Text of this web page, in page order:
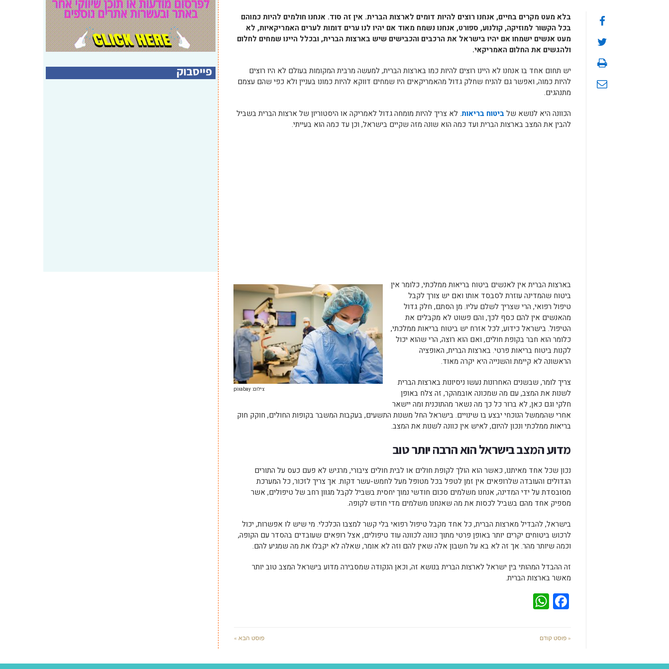
בלא מעט מקרים בחיים, אנחנו רוצים להיות דומים לארצות הברית. אין זה סוד. אנחנו חולמים להיות כמוהם
בכל הקשור למוזיקה, קולנוע, ספורט, אנחנו נשמח מאוד אם יהיו לנו ערים דומות לערים האמריקאיות, לא
מעט אנשים ישמחו אם יהיו בישראל את הרכבים והכבישים שיש בארצות הברית, ובכלל היינו שמחים לחלום
ולהגשים את החלום האמריקאי.
יש תחום אחד בו אנחנו לא היינו רוצים להיות כמו בארצות הברית, למעשה מרבית המקומות בעולם לא היו רוצים
להיות כמוה, ואפשר גם להניח שחלק גדול מהאמריקאים היו שמחים דווקא להיות כמונו בעניין ולא כפי שהם עצמם
מתנהגים.
הכוונה היא לנושא שלביטוח בריאות. לא צריך להיות מומחה גדול לאמריקה או היסטוריון של ארצות הברית בשביל
להבין את המצב בארצות הברית ועד כמה הוא שונה מזה שקיים בישראל, וכן עד כמה הוא בעייתי.
צילום: pixabay
בארצות הברית אין לאנשים ביטוח בריאות ממלכתי, כלומר אין
ביטוח שהמדינה עוזרת לסבסד אותו ואם יש צורך לקבל
טיפול רפואי, הרי שצריך לשלם עליו. מן הסתם, חלק גדול
מהאנשים אין להם כסף לכך, והם פשוט לא מקבלים את
הטיפול. בישראל כידוע, לכל אזרח יש ביטוח בריאות ממלכתי,
כלומר הוא חבר בקופת חולים, ואם הוא רוצה, הרי שהוא יכול
לקנות ביטוח בריאות פרטי. בארצות הברית, האופציה
הראשונה לא קיימת והשנייה היא יקרה מאוד.
צריך לומר, שבשנים האחרונות נעשו ניסיונות בארצות הברית
לשנות את המצב, עם מה שמכונה אובמהקר, זה צלח באופן
חלקי וגם כאן, לא ברור כל כך מה נשאר מהתוכנית ומה יישאר
אחרי שהממשל הנוכחי יבצע בו שינויים. בישראל החל משנות התשעים, בעקבות המשבר בקופות החולים, חוקק חוק
בריאות ממלכתי ונכון להיום, לאיש אין כוונה לשנות את המצב.
מדוע המצב בישראל הוא הרבה יותר טוב
נכון שכל אחד מאיתנו, כאשר הוא הולך לקופת חולים או לבית חולים ציבורי, מרגיש לא פעם כעס על התורים
הגדולים והעובדה שלרופאים אין זמן לטפל בכל מטופל מעל לחמש-עשר דקות. אך צריך לזכור, כל המערכת
מסובסדת על ידי המדינה, אנחנו משלמים סכום חודשי נמוך יחסית בשביל לקבל מגוון רחב של טיפולים, אשר
מספיק אחד מהם בשביל לכסות את מה שאנחנו משלמים מדי חודש לקופה.
בישראל, להבדיל מארצות הברית, כל אחד מקבל טיפול רפואי בלי קשר למצבו הכלכלי. מי שיש לו אפשרות, יכול
לרכוש ביטוחים יקרים יותר באופן פרטי מתוך כוונה לכוונה עוד טיפולים, אצל רופאים שעובדים בהסדר עם הקופה,
וכמה שיותר מהר. אך זה לא בא על חשבון אלה שאין להם וזה לא אומר, שאלה לא יקבלו את מה שמגיע להם.
זה ההבדל המהותי בין ישראל לארצות הברית בנושא זה, וכאן הנקודה שמסבירה מדוע בישראל המצב טוב יותר
מאשר בארצות הברית.
Facebook
« פוסט קודם פוסט הבא »